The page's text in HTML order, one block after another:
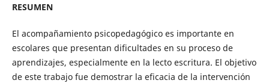
RESUMEN
El acompañamiento psicopedagógico es importante en
escolares que presentan dificultades en su proceso de
aprendizajes, especialmente en la lecto escritura. El objetivo
de este trabajo fue demostrar la eficacia de la intervención